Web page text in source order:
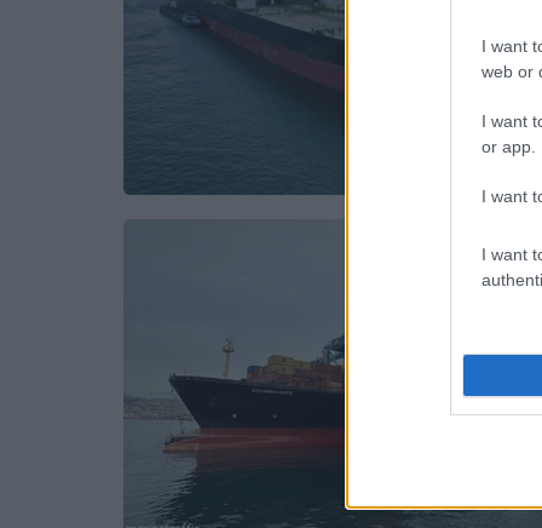
I want
web or
I want
or app.
I want
I want